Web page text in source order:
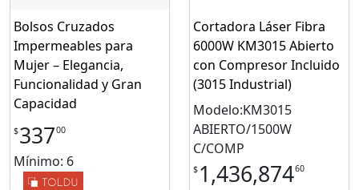
Bolsos Cruzados
Impermeables para
Mujer – Elegancia,
Funcionalidad y Gran
Capacidad
$33700
Mínimo: 6
Cortadora Láser Fibra
6000W KM3015 Abierto
con Compresor Incluido
(3015 Industrial)
Modelo:KM3015
ABIERTO/1500W
C/COMP
$ 1,436,87460